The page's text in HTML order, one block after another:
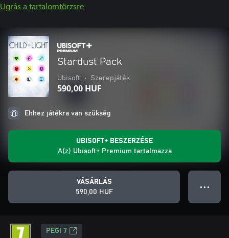
Ugrás a tartalomtörzsre
Stardust Pack
Ubisoft • Szerepjáték
590,00 HUF
Ehhez játékra van szükség
UBISOFT+ BESZERZÉSE
A(z) Ubisoft+ Premium tartalmazza
VÁSÁRLÁS
590,00 HUF
● ● ●
PEGI 7